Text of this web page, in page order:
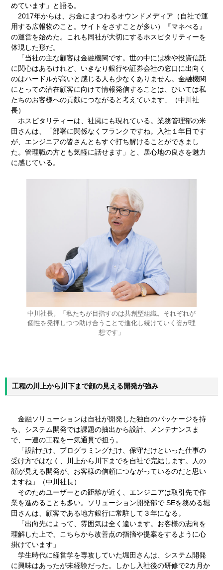
めています」と語る。
2017年からは、お金にまつわるオウンドメディア（自社で運
用する広報物のこと。サイトをさすことが多い）『マネべる』
の運営を始めた。これも同社が大切にするホスピタリティーを
体現した形だ。
「当社の主な顧客は金融機関です。世の中には株や投資信託
に関心はあるけれど、いきなり銀行や証券会社の窓口に出向く
のはハードルが高いと感じる人も少なくありません。金融機関
にとっての潜在顧客に向けて情報発信することは、ひいては私
たちのお客様への貢献につながると考えています」（中川社
長）
ホスピタリティーは、社風にも現れている。業務管理部の米
田さんは、「部署に関係なくフランクですね。入社１年目です
が、エンジニアの皆さんともすぐ打ち解けることができまし
た。管理職の方とも気軽に話せます」と、居心地の良さを魅力
に感じている。
中川社長。「私たちが目指すのは共創型組織。それぞれが
個性を発揮しつつ助け合うことで進化し続けていく姿が理
想です」
工程の川上から川下まで顔の見える開発が強み
金融ソリューションは自社が開発した独自のパッケージを持
ち、システム開発では課題の抽出から設計、メンテナンスま
で、一連の工程を一気通貫で担う。
「設計だけ、プログラミングだけ、保守だけといった仕事の
受け方ではなく、川上から川下までを自社で完結します。人の
顔が見える開発が、お客様の信頼につながっているのだと思い
ますね」（中川社長）
そのためユーザーとの距離が近く、エンジニアは取引先で作
業を進めることも多い。ソリューション開発部で SEを務める堀
田さんは、顧客である地方銀行に常駐して３年になる。
「出向先によって、雰囲気は全く違います。お客様の志向を
理解した上で、こちらから改善点の指摘や提案をするように心
掛けています」
学生時代に経営学を専攻していた堀田さんは、システム開発
に興味はあったが未経験だった。しかし入社後の研修で2カ月か